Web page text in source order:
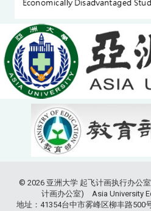
© 2026 亚洲大学 起飞计画执行办公
计画办公室) Asia University
地址：41354台中市雾峰区柳丰路500